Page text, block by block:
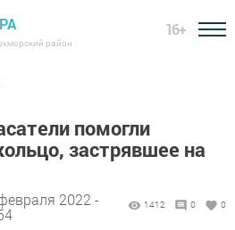
район
16+
помогли
застрявшее на
2022 -
1412 0 0